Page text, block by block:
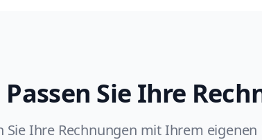
Passen Sie Ihre
Sie Ihre Rechnungen mit Ihrem